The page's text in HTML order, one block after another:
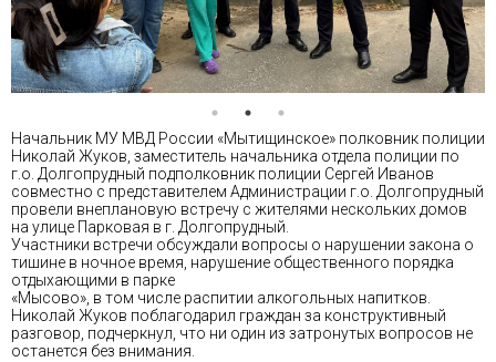
Начальник МУ МВД России «Мытищинское» полковник полиции
Николай Жуков, заместитель начальника отдела полиции по
г.о. Долгопрудный подполковник полиции Сергей Иванов
совместно с представителем Администрации г.о. Долгопрудный
провели внеплановую встречу с жителями нескольких домов
на улице Парковая в г. Долгопрудный.
Участники встречи обсуждали вопросы о нарушении закона о
тишине в ночное время, нарушение общественного порядка
отдыхающими в парке
«Мысово», в том числе распитии алкогольных напитков.
Николай Жуков поблагодарил граждан за конструктивный
разговор, подчеркнул, что ни один из затронутых вопросов не
останется без внимания.